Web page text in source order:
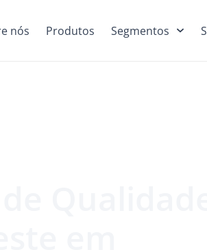
nós Produtos Segmentos